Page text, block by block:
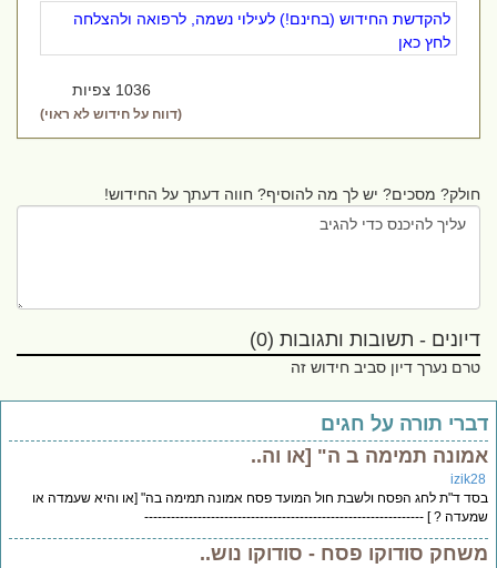
להקדשת החידוש (בחינם!) לעילוי נשמה, לרפואה ולהצלחה
לחץ כאן
1036 צפיות
(דווח על חידוש לא ראוי)
חולק? מסכים? יש לך מה להוסיף? חווה דעתך על החידוש!
דיונים - תשובות ותגובות (0)
טרם נערך דיון סביב חידוש זה
תורה על חגים
תמימה ב ה" [או וה..
ד"ת לחג הפסח ולשבת חול המועד פסח אמונה תמימה בה" [או והיא שעמדה או
? ] ---------------------------------------------------------------
סודוקו פסח - סודוקו נוש..